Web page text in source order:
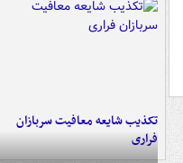
تکذیب شایعه معافیت سربازان
فراری